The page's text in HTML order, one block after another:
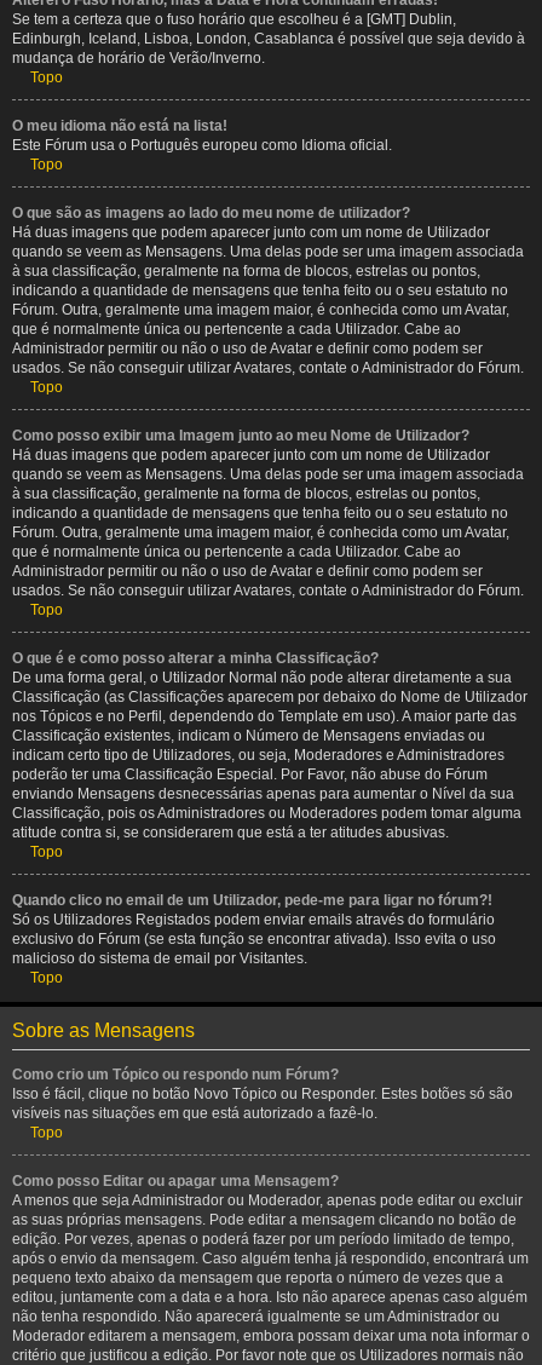
Se tem a certeza que o fuso horário que escolheu é a [GMT] Dublin,
Edinburgh, Iceland, Lisboa, London, Casablanca é possível que seja devido à
mudança de horário de Verão/Inverno.
Topo
O meu idioma não está na lista!
Este Fórum usa o Português europeu como Idioma oficial.
Topo
O que são as imagens ao lado do meu nome de utilizador?
Há duas imagens que podem aparecer junto com um nome de Utilizador
quando se veem as Mensagens. Uma delas pode ser uma imagem associada
à sua classificação, geralmente na forma de blocos, estrelas ou pontos,
indicando a quantidade de mensagens que tenha feito ou o seu estatuto no
Fórum. Outra, geralmente uma imagem maior, é conhecida como um Avatar,
que é normalmente única ou pertencente a cada Utilizador. Cabe ao
Administrador permitir ou não o uso de Avatar e definir como podem ser
usados. Se não conseguir utilizar Avatares, contate o Administrador do Fórum.
Topo
Como posso exibir uma Imagem junto ao meu Nome de Utilizador?
Há duas imagens que podem aparecer junto com um nome de Utilizador
quando se veem as Mensagens. Uma delas pode ser uma imagem associada
à sua classificação, geralmente na forma de blocos, estrelas ou pontos,
indicando a quantidade de mensagens que tenha feito ou o seu estatuto no
Fórum. Outra, geralmente uma imagem maior, é conhecida como um Avatar,
que é normalmente única ou pertencente a cada Utilizador. Cabe ao
Administrador permitir ou não o uso de Avatar e definir como podem ser
usados. Se não conseguir utilizar Avatares, contate o Administrador do Fórum.
Topo
O que é e como posso alterar a minha Classificação?
De uma forma geral, o Utilizador Normal não pode alterar diretamente a sua
Classificação (as Classificações aparecem por debaixo do Nome de Utilizador
nos Tópicos e no Perfil, dependendo do Template em uso). A maior parte das
Classificação existentes, indicam o Número de Mensagens enviadas ou
indicam certo tipo de Utilizadores, ou seja, Moderadores e Administradores
poderão ter uma Classificação Especial. Por Favor, não abuse do Fórum
enviando Mensagens desnecessárias apenas para aumentar o Nível da sua
Classificação, pois os Administradores ou Moderadores podem tomar alguma
atitude contra si, se considerarem que está a ter atitudes abusivas.
Topo
Quando clico no email de um Utilizador, pede-me para ligar no fórum?!
Só os Utilizadores Registados podem enviar emails através do formulário
exclusivo do Fórum (se esta função se encontrar ativada). Isso evita o uso
malicioso do sistema de email por Visitantes.
Topo
Sobre as Mensagens
Como crio um Tópico ou respondo num Fórum?
Isso é fácil, clique no botão Novo Tópico ou Responder. Estes botões só são
visíveis nas situações em que está autorizado a fazê-lo.
Topo
Como posso Editar ou apagar uma Mensagem?
A menos que seja Administrador ou Moderador, apenas pode editar ou excluir
as suas próprias mensagens. Pode editar a mensagem clicando no botão de
edição. Por vezes, apenas o poderá fazer por um período limitado de tempo,
após o envio da mensagem. Caso alguém tenha já respondido, encontrará um
pequeno texto abaixo da mensagem que reporta o número de vezes que a
editou, juntamente com a data e a hora. Isto não aparece apenas caso alguém
não tenha respondido. Não aparecerá igualmente se um Administrador ou
Moderador editarem a mensagem, embora possam deixar uma nota informar o
critério que justificou a edição. Por favor note que os Utilizadores normais não